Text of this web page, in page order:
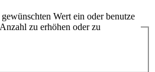
Wert ein oder benutze
zu erhöhen oder zu